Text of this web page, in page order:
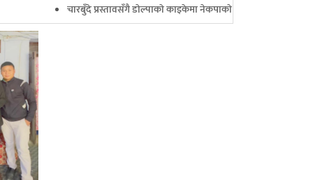
प्रस्तावसँगै डाेल्पाकाे काइकेमा नेकपाकाे ९९ सदस्यीय गाउँ समिति गठन